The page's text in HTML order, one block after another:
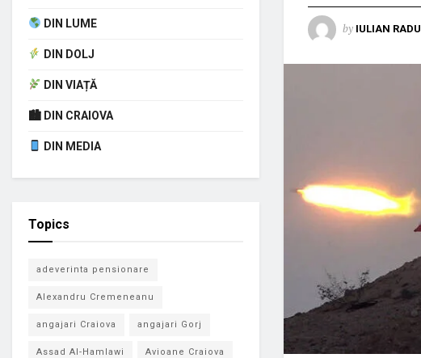
by IULIAN RADU
DIN LUME
DIN DOLJ
DIN VIAȚĂ
🏙 DIN CRAIOVA
DIN MEDIA
Topics
adeverinta pensionare
Alexandru Cremeneanu
angajari Craiova angajari Gorj
Assad Al-Hamlawi Avioane Craiova